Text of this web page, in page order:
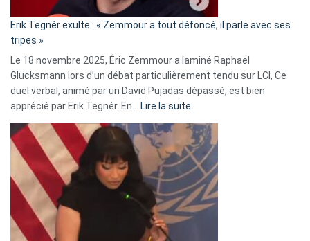
«
C’est
fake
news
»
Erik Tegnér exulte : « Zemmour a tout défoncé, il parle avec ses
tripes »
Le 18 novembre 2025, Éric Zemmour a laminé Raphaël
Glucksmann lors d’un débat particulièrement tendu sur LCI, Ce
duel verbal, animé par un David Pujadas dépassé, est bien
apprécié par Erik Tegnér. En… Lire la suite
Tegnér
exulte
« Zemmour
a
tout